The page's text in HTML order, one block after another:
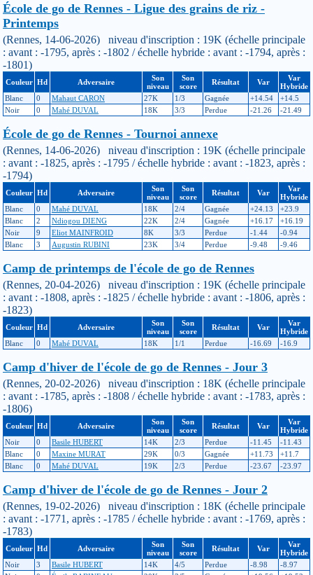
École de go de Rennes - Ligue des grains de riz -
Printemps
(Rennes, 14-06-2026) niveau d'inscription : 19K (échelle principale
: avant : -1795, après : -1802 / échelle hybride : avant : -1794, après :
-1801)
Couleur Hd Adversaire
Son
niveau
Son
score
Résultat Var
Var
Hybride
Blanc
0 Mahaut CARON 27K 1/3 Gagnée +14.54
+14.5
Noir
0 Mahé DUVAL 18K 3/3 Perdue -21.26 -21.49
École de go de Rennes - Tournoi annexe
(Rennes, 14-06-2026) niveau d'inscription : 19K (échelle principale
: avant : -1825, après : -1795 / échelle hybride : avant : -1823, après :
-1794)
Couleur Hd Adversaire
Son
niveau
Son
score
Résultat Var
Var
Hybride
Blanc
0 Mahé DUVAL 18K 2/4 Gagnée +24.13
+23.9
Blanc
2 Ndiogou DIENG 22K 2/4 Gagnée +16.17
+16.19
Noir
9 Eliot MAINFROID 8K 3/3 Perdue -1.44
-0.94
Blanc
3 Augustin RUBINI 23K 3/4 Perdue -9.48 -9.46
Camp de printemps de l'école de go de Rennes
(Rennes, 20-04-2026) niveau d'inscription : 19K (échelle principale
: avant : -1808, après : -1825 / échelle hybride : avant : -1806, après :
-1823)
Couleur Hd Adversaire
Son
niveau
Son
score
Résultat Var
Var
Hybride
Blanc
0 Mahé DUVAL 18K 1/1 Perdue -16.69 -16.9
Camp d'hiver de l'école de go de Rennes - Jour 3
(Rennes, 20-02-2026) niveau d'inscription : 18K (échelle principale
: avant : -1785, après : -1808 / échelle hybride : avant : -1783, après :
-1806)
Couleur Hd Adversaire
Son
niveau
Son
score
Résultat Var
Var
Hybride
Noir
0 Basile HUBERT 14K 2/3 Perdue -11.45
-11.43
Blanc
0 Maxine MURAT 29K 0/3 Gagnée +11.73
+11.7
Blanc
0 Mahé DUVAL 19K 2/3 Perdue -23.67 -23.97
Camp d'hiver de l'école de go de Rennes - Jour 2
(Rennes, 19-02-2026) niveau d'inscription : 18K (échelle principale
: avant : -1771, après : -1785 / échelle hybride : avant : -1769, après :
-1783)
Couleur Hd Adversaire
Son
niveau
Son
score
Résultat Var
Var
Hybride
Noir
3 Basile HUBERT 14K 4/5 Perdue -8.98
-8.97